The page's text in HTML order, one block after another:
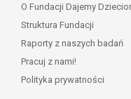
O Fundacji Dajemy
Struktura Fundacji
Raporty z naszych badań
Pracuj z nami!
Polityka prywatności